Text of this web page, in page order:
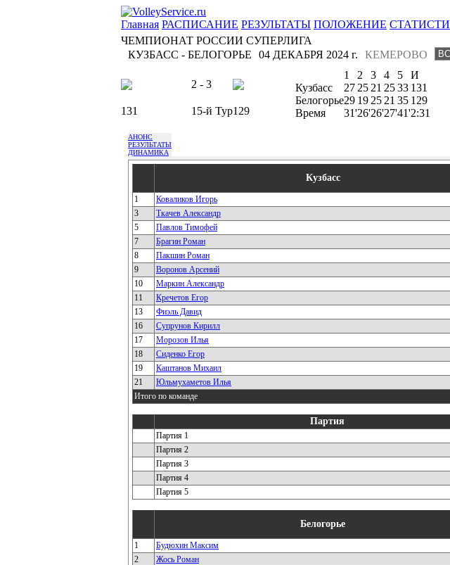
Главная РАСПИСАНИЕ РЕЗУЛЬТАТЫ ПОЛОЖЕНИЕ
ЧЕМПИОНАТ РОССИИ СУПЕРЛИГА
КУЗБАСС - БЕЛОГОРЬЕ
КЕМЕРОВО
04 ДЕКАБРЯ 2024 г.
2 - 3
131 15-й Тур129
1 2 3 4 5
И
Кузбасс
27 25 21 2533 131
Белогорье29 19 25 21 35 129
Время
31'26'26'27'41'2:31
АНОНС
РЕЗУЛЬТАТЫ
ДИНАМИКА
Кузбасс
1 Коваликов Игорь
3 Ткачев Александр
5 Павлов Тимофей
7 Брагин Роман
8 Пакшин Роман
9 Воронов Арсений
10 Маркин Александр
11 Кречетов Егор
13 Фиэль Давид
16 Супрунов Кирилл
17 Морозов Илья
18 Сиденко Егор
19 Каштанов Михаил
21 Юльмухаметов Илья
Итого по команде
Партия
Партия 1
Партия 2
Партия 3
Партия 4
Партия 5
Белогорье
1 Будюхин Максим
2 Жось Роман